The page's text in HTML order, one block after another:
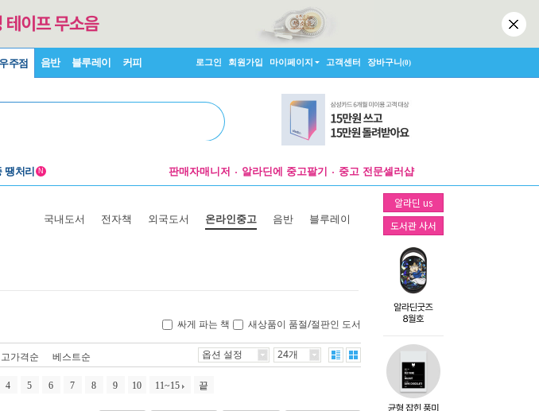
우주점 음반 블루레이 커피 로그인 회원가입 마이페이지 고객센터 장바구니(0)
땡처리 N 판매자매니저 알라딘에 중고팔기 중고 전문셀러샵
알라딘 us
도서관 사서
국내도서 전자책 외국도서 온라인중고 음반 블루레이
싸게 파는 책 새상품이 품절/절판인 도서
고가격순 베스트순 옵션 설정 24개
4 5 6 7 8 9 10 11~15 끝